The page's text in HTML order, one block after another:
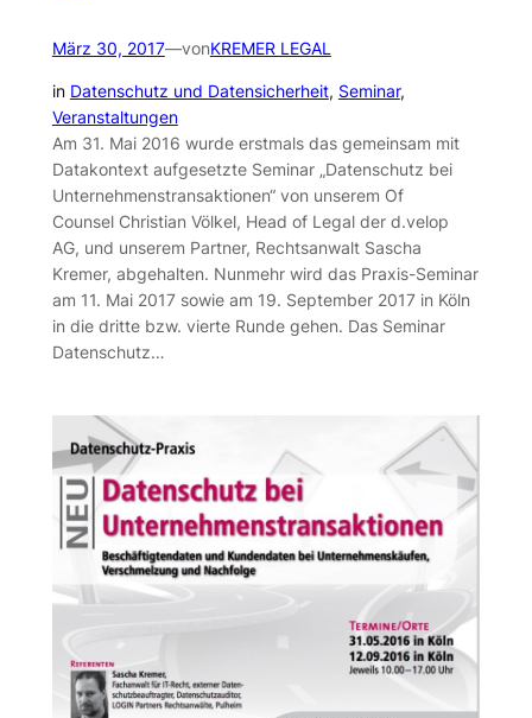
März 30, 2017—vonKREMER LEGAL
in Datenschutz und Datensicherheit, Seminar
Veranstaltungen
Am 31. Mai 2016 wurde erstmals das gemeinsam mit
Datakontext aufgesetzte Seminar „Datenschutz bei
Unternehmenstransaktionen“ von unserem Of
Counsel Christian Völkel, Head of Legal der d.velop
AG, und unserem Partner, Rechtsanwalt Sascha
Kremer, abgehalten. Nunmehr wird das Praxis-Seminar
am 11. Mai 2017 sowie am 19. September 2017 in Köln
in die dritte bzw. vierte Runde gehen. Das Seminar
Datenschutz…